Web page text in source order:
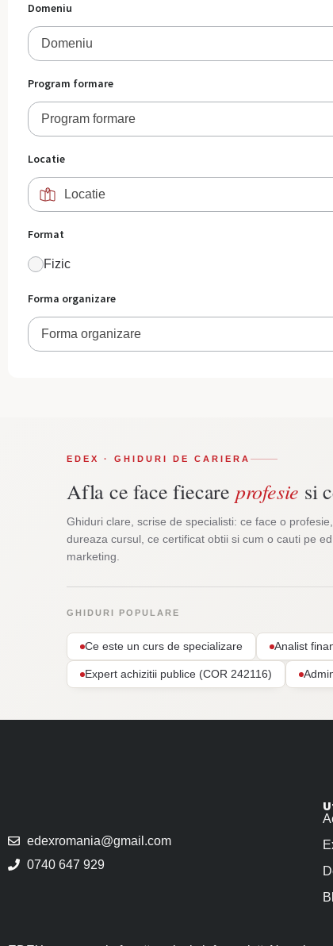
Domeniu
Domeniu
Program formare
Program formare
Locatie
Format
Fizic
Forma organizare
Forma organizare
EDEX · GHIDURI DE CARIERA
Afla ce face fiecare profesie si
Ghiduri clare, scrise de specialisti: ce face o
dureaza cursul, ce certificat obtii si cum o cauti pe
marketing.
GHIDURI POPULARE
Ce este un curs de specializare Analist
Expert achizitii publice (COR 242116)
edexromania@gmail.com
0740 647 929